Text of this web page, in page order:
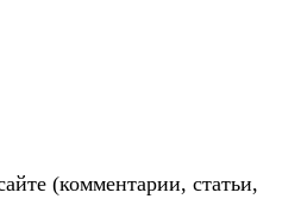
(комментарии, статьи,